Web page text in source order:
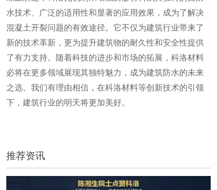
水技术、广泛的适用性和显著的应用效果，成为了解决
混凝土开裂问题的有效途径。它不仅为建筑行业带来了
新的技术革新，更为提升建筑物的耐久性和安全性提供
了有力支持。随着科技的进步和市场的拓展，科洛材料
必将在更多领域展现其独特魅力，成为建筑防水的未来
之选。我们有理由相信，在科洛材料等创新技术的引领
下，建筑行业的明天将更加美好。
推荐资讯